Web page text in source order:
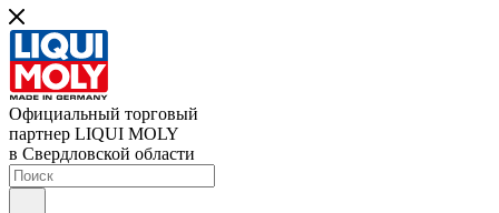
Официальный торговый
партнер LIQUI MOLY
в Свердловской области